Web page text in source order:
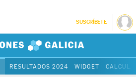
SUSCRÍBETE
RESULTADOS 2024 WIDGET